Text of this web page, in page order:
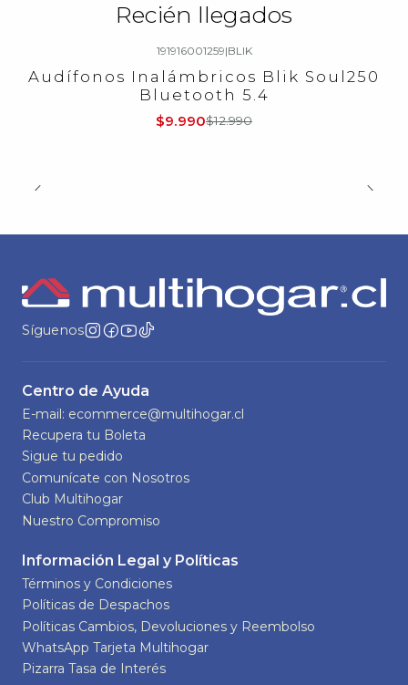
Recién llegados
-23%OFF
191916001259|BLIK
Audífonos Inalámbricos Blik Soul250
Bluetooth 5.4
$9.990$12.990
Síguenos
Centro de Ayuda
E-mail: ecommerce@multihogar.cl
Recupera tu Boleta
Sigue tu pedido
Comunícate con Nosotros
Club Multihogar
Nuestro Compromiso
Información Legal y Políticas
Términos y Condiciones
Políticas de Despachos
Políticas Cambios, Devoluciones y Reembolso
WhatsApp Tarjeta Multihogar
Pizarra Tasa de Interés